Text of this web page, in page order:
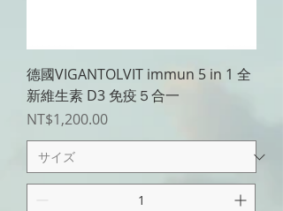
德國VIGANTOLVIT immun 5 in 1 全
新維生素 D3 免疫５合一
価格
NT$1,200.00